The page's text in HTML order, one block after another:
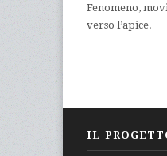
Fenomeno,
verso l’apice.
IL